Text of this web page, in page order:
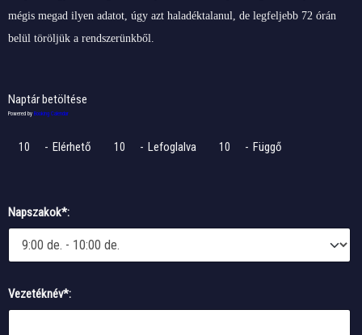
mégis megad ilyen adatot, úgy azt haladéktalanul, de legfeljebb 72 órán
belül töröljük a rendszerünkből.
Naptár betöltése
Powered by Booking Calendar
10 - Elérhető 10 - Lefoglalva 10 - Függő
Napszakok*:
Vezetéknév*: